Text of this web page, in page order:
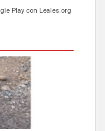
Play con Leales.org